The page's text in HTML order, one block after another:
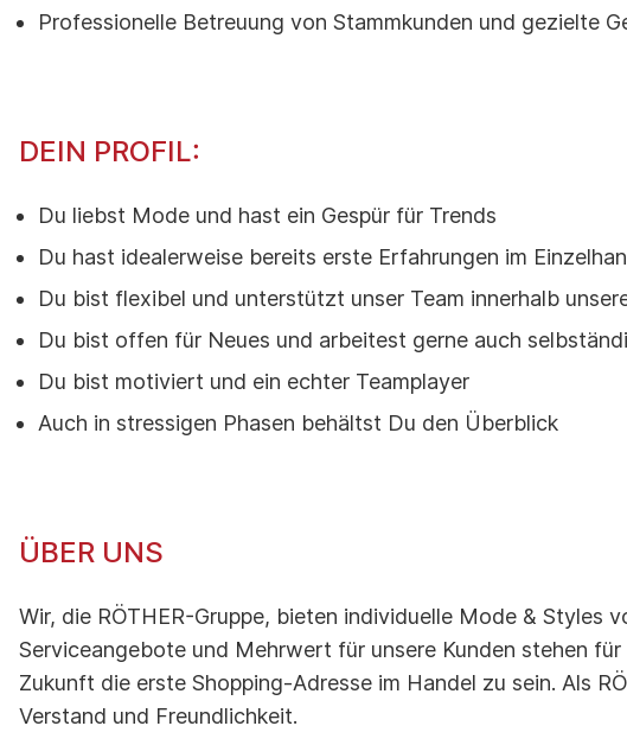
Professionelle Betreuung von Stammkunden und gezielte
DEIN PROFIL:
Du liebst Mode und hast ein Gespür für Trends
Du hast idealerweise bereits erste Erfahrungen im
Du bist flexibel und unterstützt unser Team innerhalb
Du bist offen für Neues und arbeitest gerne auch
Du bist motiviert und ein echter Teamplayer
Auch in stressigen Phasen behältst Du den Überblick
ÜBER UNS
Wir, die RÖTHER-Gruppe, bieten individuelle Mode & Styles
Serviceangebote und Mehrwert für unsere Kunden stehen
Zukunft die erste Shopping-Adresse im Handel zu sein. Als
Verstand und Freundlichkeit.